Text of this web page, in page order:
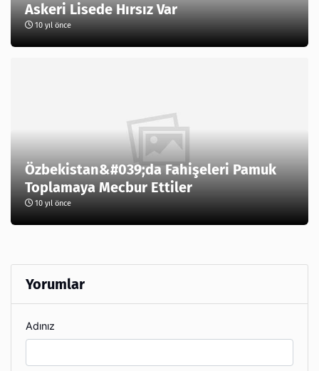
Askeri Lisede Hırsız Var
10 yıl önce
Özbekistan&#039;da Fahişeleri Pamuk
Toplamaya Mecbur Ettiler
10 yıl önce
Yorumlar
Adınız